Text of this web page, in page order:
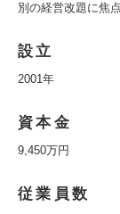
別の経営改題に焦
設立
2001年
資本金
9,450万円
従業員数